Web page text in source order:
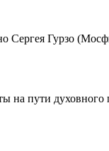
Сергея Гурзо
на пути